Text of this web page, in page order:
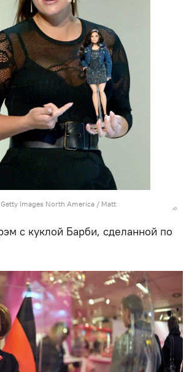
Images North America / Matt
с куклой Барби, сделанной по